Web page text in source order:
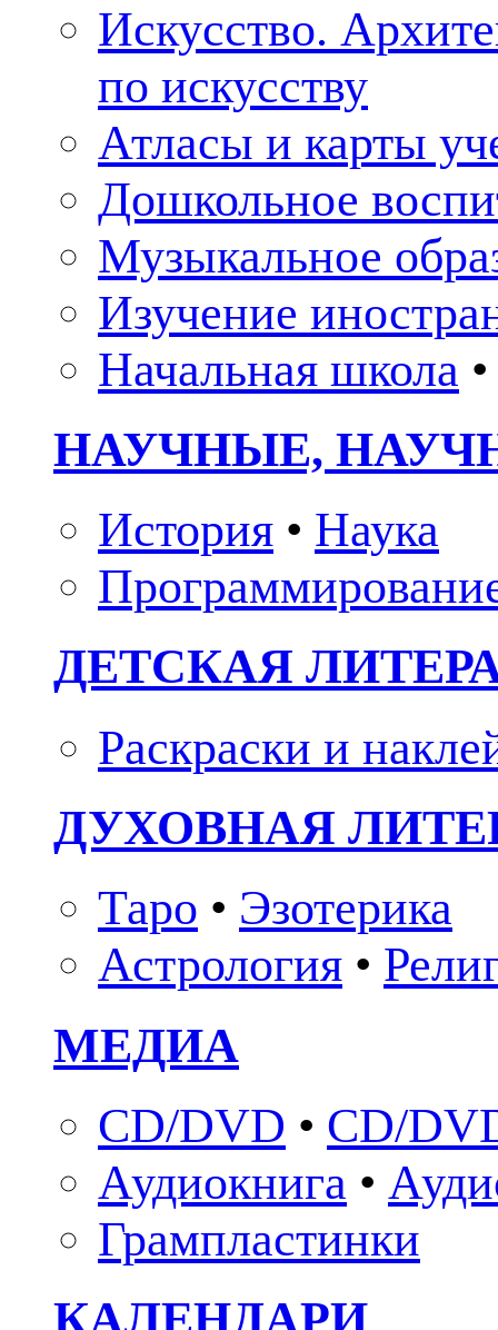
Искусство.
по искусству
Атласы и карты
Дошкольное
Музыкальное
Изучение
Начальная школа •
НАУЧНЫЕ,
История • Наука
ДЕТСКАЯ
Раскраски и
ДУХОВНАЯ
Таро • Эзотерика
Астрология •
МЕДИА
CD/DVD • CD/
Аудиокнига •
Грампластинки